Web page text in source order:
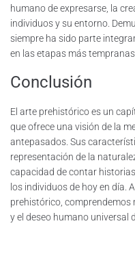
humano de expresarse, la
individuos y su entorno.
siempre ha sido parte
en las etapas más
Conclusión
El arte prehistórico es un
que ofrece una visión de la
antepasados. Sus
representación de la
capacidad de contar
los individuos de hoy en día.
prehistórico, comprendemos
y el deseo humano universal